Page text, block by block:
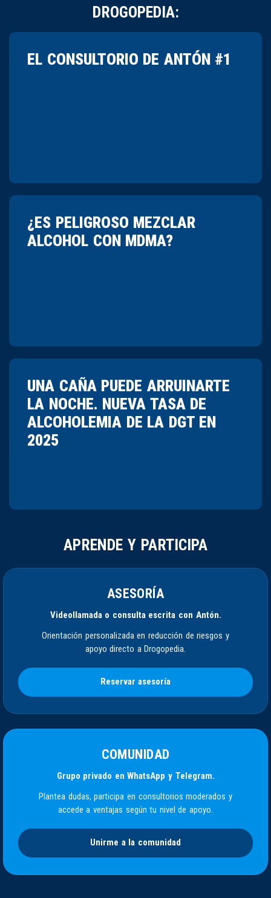
DROGOPEDIA:
EL CONSULTORIO DE ANTÓN #1
¿ES PELIGROSO MEZCLAR
ALCOHOL CON MDMA?
UNA CAÑA PUEDE ARRUINARTE
LA NOCHE. NUEVA TASA DE
ALCOHOLEMIA DE LA DGT EN
2025
APRENDE Y PARTICIPA
ASESORÍA
Videollamada o consulta escrita con Antón.
Orientación personalizada en reducción de riesgos y
apoyo directo a Drogopedia.
Reservar asesoría
COMUNIDAD
Grupo privado en WhatsApp y Telegram.
Plantea dudas, participa en consultorios moderados y
accede a ventajas según tu nivel de apoyo.
Unirme a la comunidad